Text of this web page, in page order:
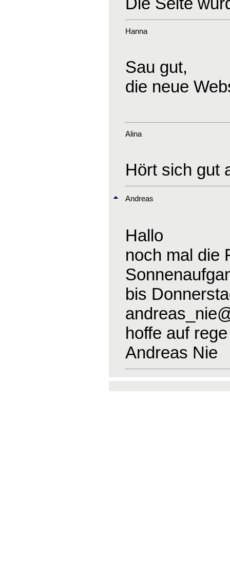
Hanna
Sau gut,
die neue
Alina
Hört sich gut
Andreas
Hallo
noch mal die
bis
hoffe auf
Andreas Nie